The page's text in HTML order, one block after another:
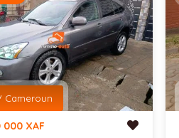
Cameroun
000 XAF